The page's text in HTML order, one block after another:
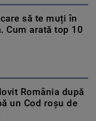
să te muți în
Cum arată top 10
România după
un Cod roşu de